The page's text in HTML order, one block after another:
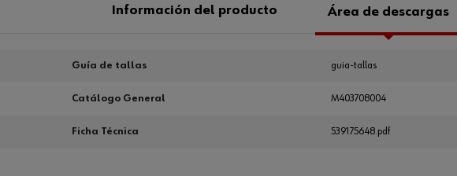
Información del producto Área de descargas
Guía de tallas guia-tallas
Catálogo General M403708004
Ficha Técnica 539175648.pdf